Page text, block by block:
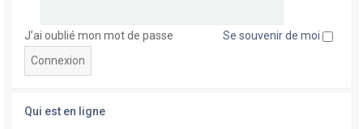
J’ai oublié mon mot de passe Se souvenir de moi
Qui est en ligne